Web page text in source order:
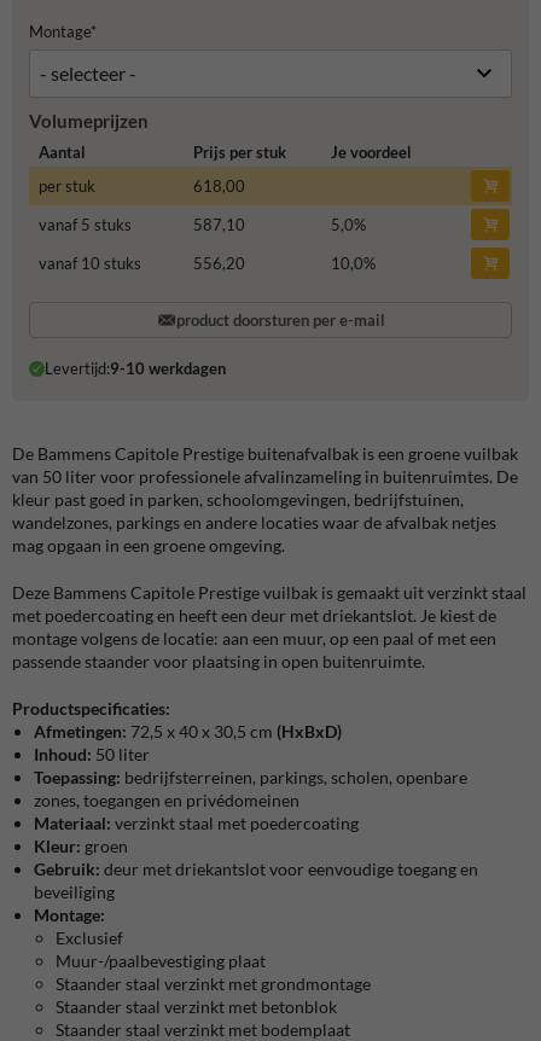
Montage*
Volumeprijzen
Aantal Prijs per stuk
Je voordeel
per stuk
618,00
vanaf 5 stuks
587,10 5,0%
vanaf 10 stuks
556,20 10,0%
product doorsturen per e-mail
Levertijd:9-10 werkdagen
De Bammens Capitole Prestige buitenafvalbak is een groene vuilbak
van 50 liter voor professionele afvalinzameling in buitenruimtes. De
kleur past goed in parken, schoolomgevingen, bedrijfstuinen,
wandelzones, parkings en andere locaties waar de afvalbak netjes
mag opgaan in een groene omgeving.
Deze Bammens Capitole Prestige vuilbak is gemaakt uit verzinkt staal
met poedercoating en heeft een deur met driekantslot. Je kiest de
montage volgens de locatie: aan een muur, op een paal of met een
passende staander voor plaatsing in open buitenruimte.
Productspecificaties:
Afmetingen: 72,5 x 40 x 30,5 cm (HxBxD)
Inhoud: 50 liter
Toepassing: bedrijfsterreinen, parkings, scholen, openbare
zones, toegangen en privédomeinen
Materiaal: verzinkt staal met poedercoating
Kleur: groen
Gebruik: deur met driekantslot voor eenvoudige toegang en
beveiliging
Montage:
Exclusief
Muur-/paalbevestiging plaat
Staander staal verzinkt met grondmontage
Staander staal verzinkt met betonblok
Staander staal verzinkt met bodemplaat